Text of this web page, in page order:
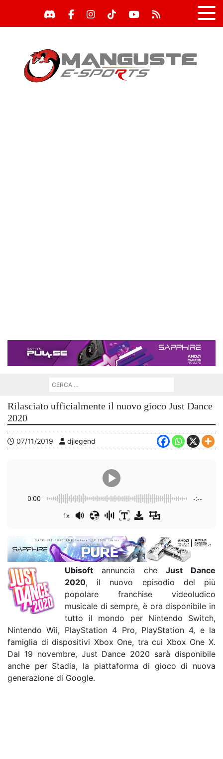
Rilasciato ufficialmente il nuovo gioco Just Dance
2020
07/11/2019 djlegend
0:00 -:--
1x
Ubisoft annuncia che Just Dance
2020, il nuovo episodio del più
popolare franchise videoludico
musicale di sempre, è ora disponibile in
tutto il mondo per Nintendo Switch,
Nintendo Wii, PlayStation 4 Pro, PlayStation 4, e la
famiglia di dispositivi Xbox One, tra cui Xbox One X.
Dal 19 novembre, Just Dance 2020 sarà disponibile
anche per Stadia, la piattaforma di gioco di nuova
generazione di Google.